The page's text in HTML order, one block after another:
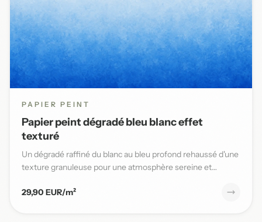
PAPIER PEINT
Papier peint dégradé bleu blanc effet
texturé
Un dégradé raffiné du blanc au bleu profond rehaussé d'une
texture granuleuse pour une atmosphère sereine et
29,90 EUR/m²